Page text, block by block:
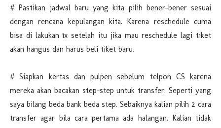
# Pastikan jadwal baru yang kita pilih bener-bener sesuai
dengan rencana kepulangan kita. Karena reschedule cuma
bisa di lakukan 1x setelah itu jika mau reschedule lagi tiket
akan hangus dan harus beli tiket baru.
# Siapkan kertas dan pulpen sebelum telpon CS karena
mereka akan bacakan step-step untuk transfer. Seperti yang
saya bilang beda bank beda step. Sebaiknya kalian pilih 2 cara
transfer agar bila cara pertama ada halangan. Kalian tidak